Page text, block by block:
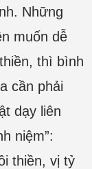
Những
muốn dễ
thì bình
cần phải
dạy liên
niệm”:
thiền, vị tỷ